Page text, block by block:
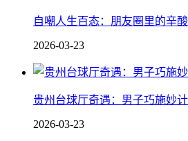
自嘲人生百态：朋友圈里的辛
2026-03-23
贵州台球厅奇遇：男子巧施妙
2026-03-23